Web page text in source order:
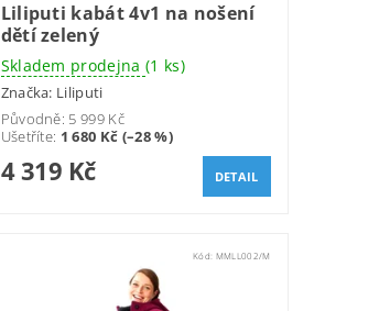
Liliputi kabát 4v1 na nošení
dětí zelený
Skladem prodejna (1 ks)
Značka: Liliputi
Původně: 5 999 Kč
Ušetříte: 1 680 Kč (–28 %)
4 319 Kč DETAIL
Kód: MMLL002/M